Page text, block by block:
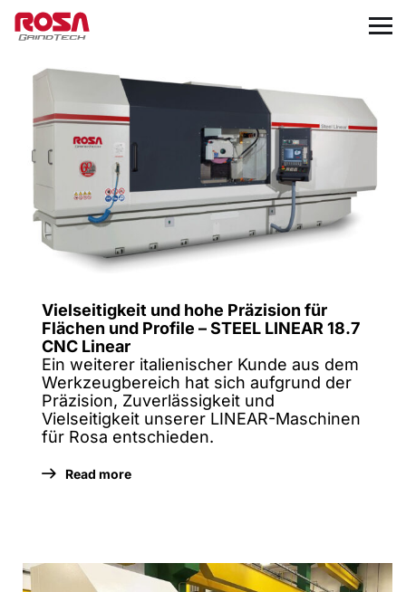
Vielseitigkeit und hohe Präzision für
Flächen und Profile – STEEL LINEAR 18.7
CNC Linear
Ein weiterer italienischer Kunde aus dem
Werkzeugbereich hat sich aufgrund der
Präzision, Zuverlässigkeit und
Vielseitigkeit unserer LINEAR-Maschinen
für Rosa entschieden.
Read more